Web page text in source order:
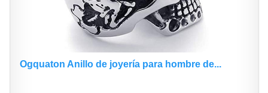
Ogquaton Anillo de joyería para hombre de...